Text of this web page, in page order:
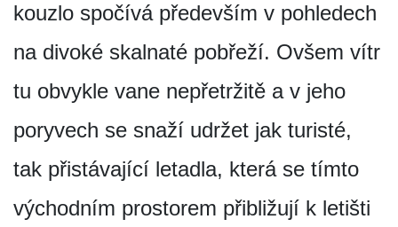
kouzlo spočívá především v pohledech
na divoké skalnaté pobřeží. Ovšem vítr
tu obvykle vane nepřetržitě a v jeho
poryvech se snaží udržet jak turisté,
tak přistávající letadla, která se tímto
východním prostorem přibližují k letišti